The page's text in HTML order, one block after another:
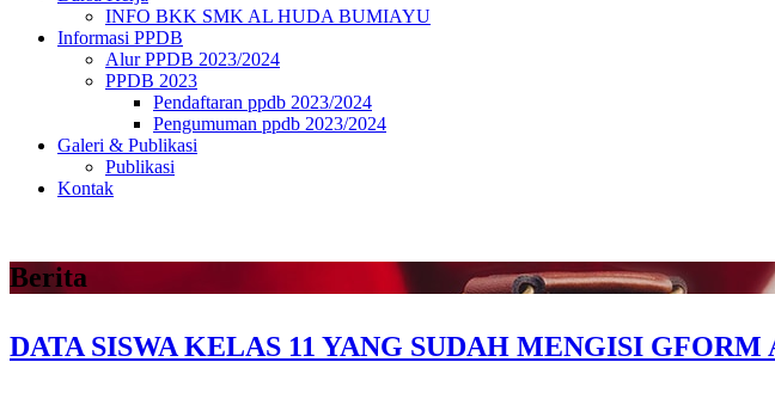
INFO BKK SMK AL HUDA BUMIAYU
Informasi PPDB
Alur PPDB 2023/2024
PPDB 2023
Pendaftaran ppdb 2023/2024
Pengumuman ppdb 2023/2024
Galeri & Publikasi
Publikasi
Kontak
Berita
DATA SISWA KELAS 11 YANG SUDAH MENGISI GFORM